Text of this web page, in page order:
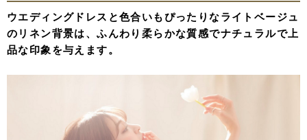
ウエディングドレスと色合いもぴったりなライトベージュ
のリネン背景は、ふんわり柔らかな質感でナチュラルで上
品な印象を与えます。